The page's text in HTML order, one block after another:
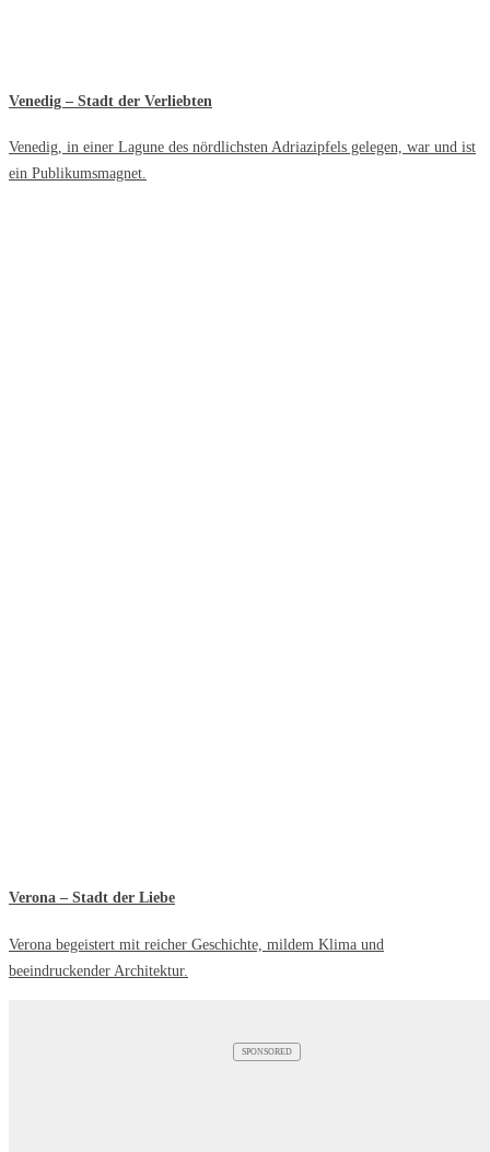
Venedig – Stadt der Verliebten
Venedig, in einer Lagune des nördlichsten Adriazipfels gelegen, war und ist
ein Publikumsmagnet.
Verona – Stadt der Liebe
Verona begeistert mit reicher Geschichte, mildem Klima und
beeindruckender Architektur.
SPONSORED